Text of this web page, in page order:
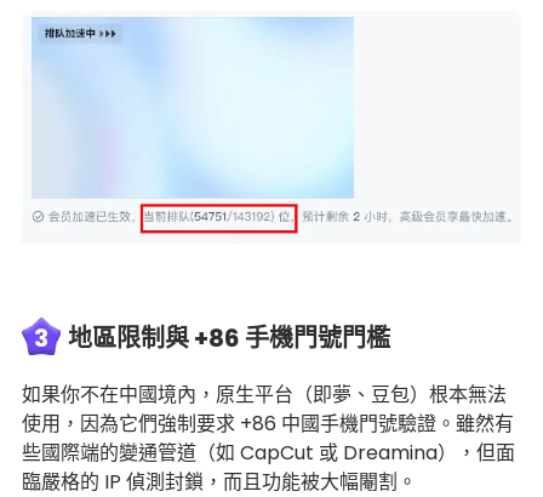
3 地區限制與 +86 手機門號門檻
如果你不在中國境內，原生平台（即夢、豆包）根本無法
使用，因為它們強制要求 +86 中國手機門號驗證。雖然有
些國際端的變通管道（如 CapCut 或 Dreamina），但面
臨嚴格的 IP 偵測封鎖，而且功能被大幅閹割。